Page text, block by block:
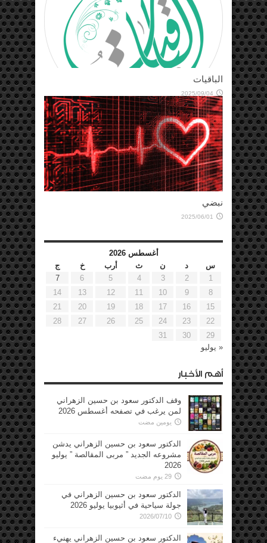
الباقيات
2025/09/04
نبضي
2025/06/01
أغسطس 2026
س
د ن ث أرب خ
ج
1
2
3
4
5
6
7
8
9
10
11
12
13
14
15
16
17
18
19
20
21
22
23
24
25
26
27
28
29
30
31
« يوليو
أهم الأخبار
وقف الدكتور سعود بن حسين الزهراني
لمن يرغب في تصفحه أغسطس 2026
يومين مضت
الدكتور سعود بن حسين الزهراني يدشن
مشروعه الجديد ” مربى المقالصة ” يوليو
2026
29 يوم مضت
الدكتور سعود بن حسين الزهراني في
جولة سياحية في أثيوبيا يوليو 2026
2026/07/10
الدكتور سعود بن حسين الزهراني يهنيء